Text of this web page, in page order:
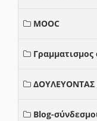
MOOC
ΔΟΥΛΕΥΟΝΤΑΣ
Blog-